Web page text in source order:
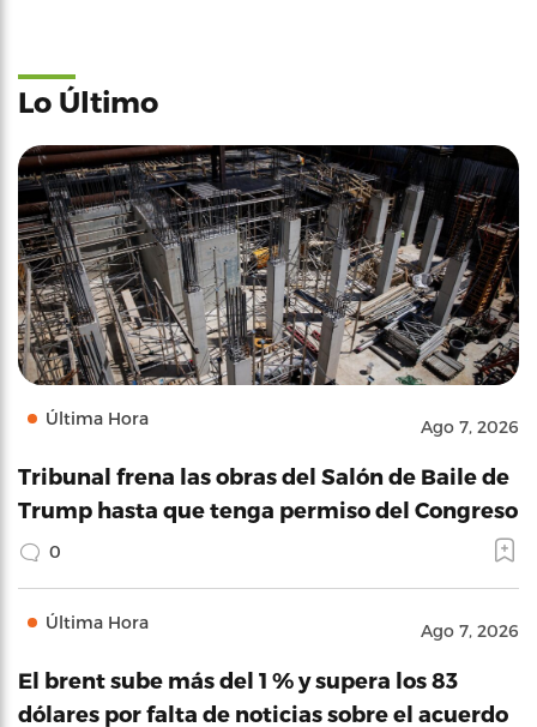
Lo Último
Última Hora Ago 7, 2026
Tribunal frena las obras del Salón de Baile de
Trump hasta que tenga permiso del Congreso
0
Última Hora Ago 7, 2026
El brent sube más del 1 % y supera los 83
dólares por falta de noticias sobre el acuerdo